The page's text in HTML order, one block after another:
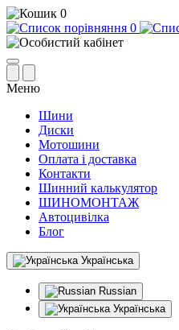
0
0
Меню
Шини
Диски
Мотошини
Оплата і доставка
Контакти
Шинний калькулятор
ШИНОМОНТАЖ
Автоцивілка
Блог
Українська
Russian
Українська